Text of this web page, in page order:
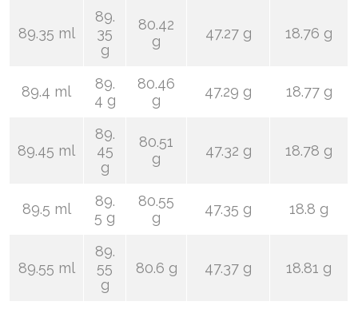
89.35 ml
89.
35
g
80.42
g
47.27 g 18.76 g
89.4 ml
89.
4 g
80.46
g
47.29 g 18.77 g
89.45 ml
89.
45
g
80.51
g
47.32 g 18.78 g
89.5 ml
89.
5 g
80.55
g
47.35 g 18.8 g
89.55 ml
89.
55
g
80.6 g 47.37 g 18.81 g